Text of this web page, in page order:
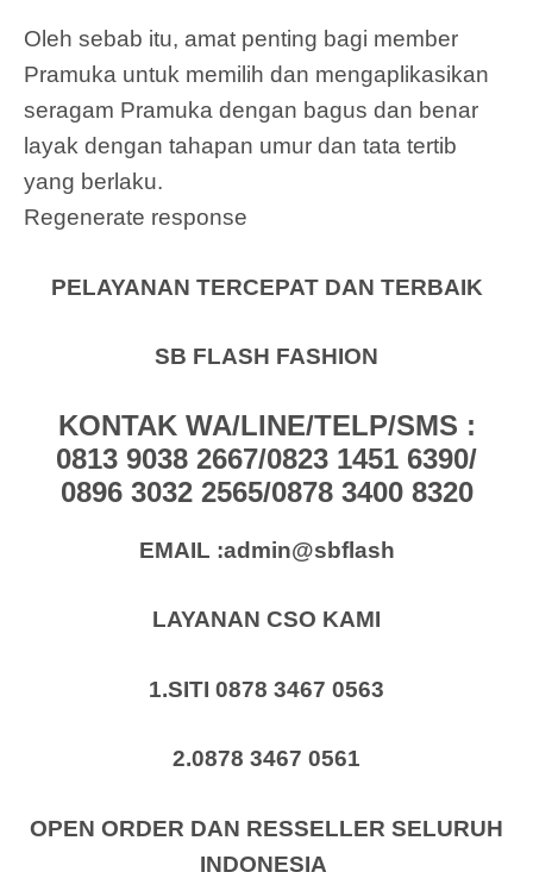
Oleh sebab itu, amat penting bagi member
Pramuka untuk memilih dan mengaplikasikan
seragam Pramuka dengan bagus dan benar
layak dengan tahapan umur dan tata tertib
yang berlaku.
Regenerate response
PELAYANAN TERCEPAT DAN TERBAIK
SB FLASH FASHION
KONTAK WA/LINE/TELP/SMS :
0813 9038 2667/0823 1451 6390/
0896 3032 2565/0878 3400 8320
EMAIL :admin@sbflash
LAYANAN CSO KAMI
1.SITI 0878 3467 0563
2.0878 3467 0561
OPEN ORDER DAN RESSELLER SELURUH
INDONESIA